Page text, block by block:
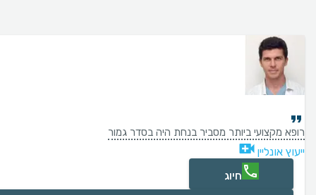
רופא מקצועי ביותר מסביר בנחת היה בסדר גמור
ייעוץ אונליין
חיוג